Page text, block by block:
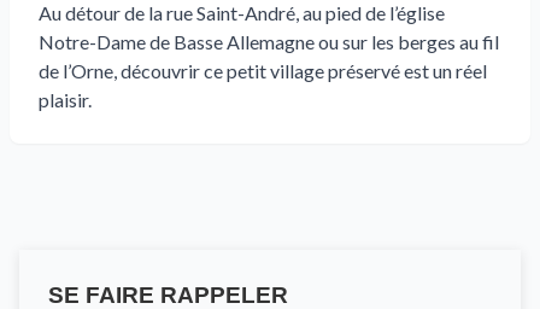
Au détour de la rue Saint-André, au pied de l’église
Notre-Dame de Basse Allemagne ou sur les berges au fil
de l’Orne, découvrir ce petit village préservé est un réel
plaisir.
SE FAIRE RAPPELER